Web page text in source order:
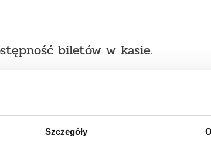
Szczegóły
biletów w kasie.